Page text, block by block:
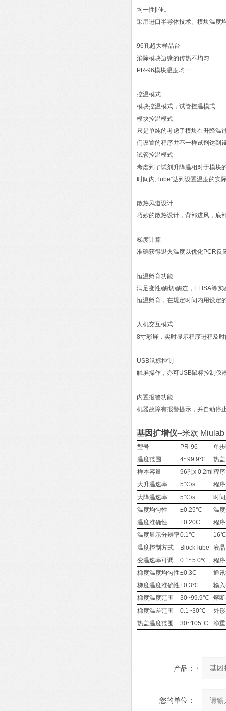
均一性ji佳。
采用进口半导体技术。模块温度
96孔超大样品台
消除模块边缘的传热不均匀
PR-96模块温度均一
控温模式
模块控温模式，试管控温模式
模块控温模式
只是单纯的考虑了模块在升降温
们设置的程序并不一样试剂达到
试管控温模式
考虑到了试剂升降温相对于模块
时间内,Tube”达到设置温度的实
散热风道设计
巧妙的散热设计，背部进风，底
梯度计算
准确获得退火温度以优化PCR反
恒温孵育功能
满足变性/酶切/酶连，ELISA等实
恒温孵育，在规定时间内用设定
人机交互模式
8寸彩屏，实时显示程序进程及
USB鼠标控制
触屏操作，亦可USB鼠标控制仪
内置报警功能
机器故障有报警提示，并自动停
基因扩增仪--米欧
型号 PR-96
单
温度范围
4~99.9℃
热
样本容量
96孔x 0.2ml 程
大升温速率
5°C/s
程
大降温速率
5°C/s
时
温度均匀性
±0.25℃
温
温度准确性
±0.20C
程
温度显示分辨率0.1℃
温度控制方式
BlockTube
液
变温速率可调
0.1~5.0℃
程
梯度温度均匀性±0.3C
通
梯度温度准确性±0.3℃
输
梯度温度范围
30~99.9℃
熔
梯度温差范围
0.1~30℃
外
热盖温度范围
30~105°C 净重
产品：
您的单位：